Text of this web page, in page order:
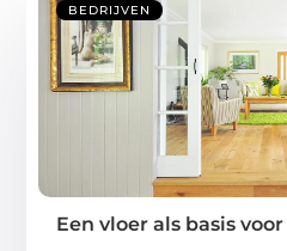
BEDRIJVEN
Een vloer als basis